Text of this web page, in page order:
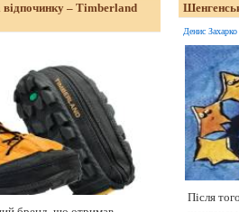
відпочинку – Timberland
Денис Захарко
Після